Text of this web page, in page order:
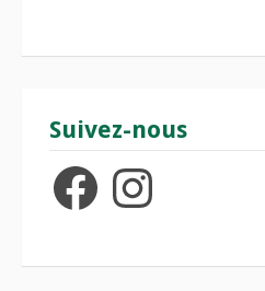
Suivez-nous
FacebookInstagram